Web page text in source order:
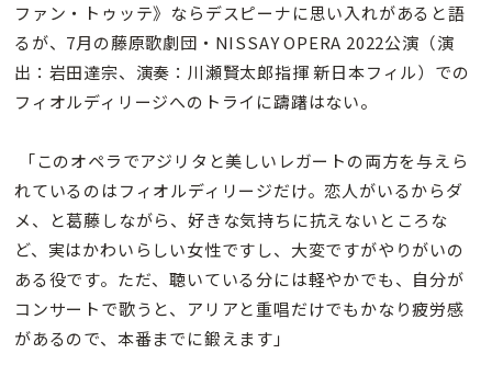
ファン・トゥッテ》ならデスピーナに思い入れがあると語
るが、7月の藤原歌劇団・NISSAY OPERA 2022公演（演
出：岩田達宗、演奏：川瀬賢太郎指揮 新日本フィル）での
フィオルディリージへのトライに躊躇はない。
「このオペラでアジリタと美しいレガートの両方を与えら
れているのはフィオルディリージだけ。恋人がいるからダ
メ、と葛藤しながら、好きな気持ちに抗えないところな
ど、実はかわいらしい女性ですし、大変ですがやりがいの
ある役です。ただ、聴いている分には軽やかでも、自分が
コンサートで歌うと、アリアと重唱だけでもかなり疲労感
があるので、本番までに鍛えます」